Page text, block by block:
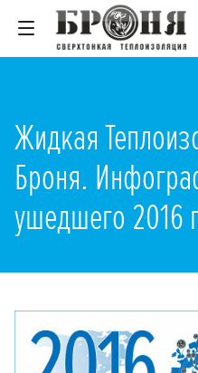
Жидкая
Броня.
ушедшего 2016